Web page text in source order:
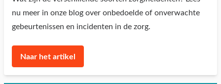
nu meer in onze blog over onbedoelde of onverwachte
gebeurtenissen en incidenten in de zorg.
Naar het artikel